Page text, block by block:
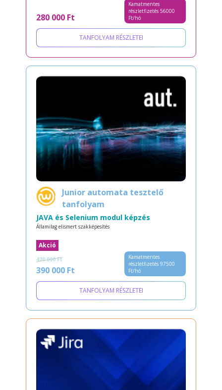
280 000 Ft
Kamatmentes
részletfizetés 56000
Ft/hó
TANFOLYAM RÉSZLETEI
Junior automata tesztelő
tanfolyam
JAVA és Selenium modul képzés
Államilag elismert szakképesítés
Akció
420 000 Ft
390 000 Ft
Kamatmentes
részletfizetés 97500
Ft/hó
TANFOLYAM RÉSZLETEI